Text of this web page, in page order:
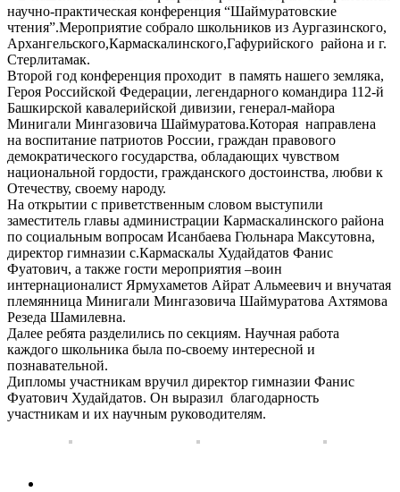
научно-практическая конференция “Шаймуратовские
чтения”.Мероприятие собрало школьников из Аургазинского,
Архангельского,Кармаскалинского,Гафурийского района и г.
Стерлитамак.
Второй год конференция проходит в память нашего земляка,
Героя Российской Федерации, легендарного командира 112-й
Башкирской кавалерийской дивизии, генерал-майора
Минигали Мингазовича Шаймуратова.Которая направлена
на воспитание патриотов России, граждан правового
демократического государства, обладающих чувством
национальной гордости, гражданского достоинства, любви к
Отечеству, своему народу.
На открытии с приветственным словом выступили
заместитель главы администрации Кармаскалинского района
по социальным вопросам Исанбаева Гюльнара Максутовна,
директор гимназии с.Кармаскалы Худайдатов Фанис
Фуатович, а также гости мероприятия –воин
интернационалист Ярмухаметов Айрат Альмеевич и внучатая
племянница Минигали Мингазовича Шаймуратова Ахтямова
Резеда Шамилевна.
Далее ребята разделились по секциям. Научная работа
каждого школьника была по-своему интересной и
познавательной.
Дипломы участникам вручил директор гимназии Фанис
Фуатович Худайдатов. Он выразил благодарность
участникам и их научным руководителям.